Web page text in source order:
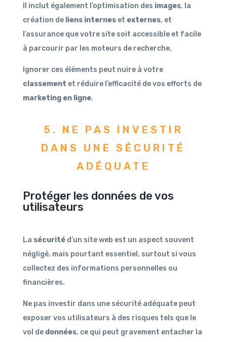
Il inclut également l’optimisation des images, la
création de liens interneset externes, et
l’assurance que votre site soit accessible et facile
à parcourir par les moteurs de recherche.
Ignorer ces éléments peut nuire à votre
classement et réduire l’efficacité de vos efforts de
marketing en ligne.
5. NE PAS INVESTIR
DANS UNE SÉCURITÉ
ADÉQUATE
Protéger les données de vos
utilisateurs
La sécuritéd’un site web est un aspect souvent
négligé, mais pourtant essentiel, surtout si vous
collectez des informations personnelles ou
financières.
Ne pas investir dans une sécurité adéquate peut
exposer vos utilisateurs à des risques tels que le
vol de données, ce qui peut gravement entacher la